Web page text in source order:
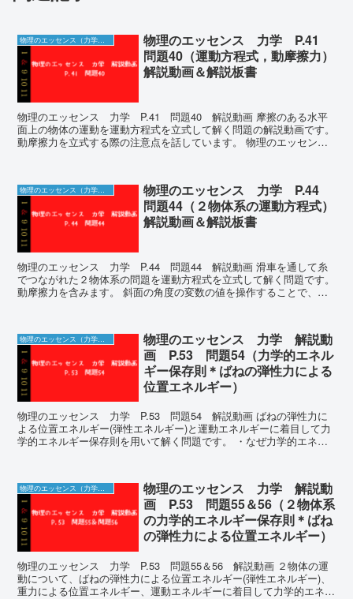
物理のエッセンス（力学）の解説動画＆板書
物理のエッセンス 力学 P.41
問題40（運動方程式，動摩擦力）
解説動画＆解説板書
物理のエッセンス 力学 P.41 問題40 解説動画 摩擦のある水平
面上の物体の運動を運動方程式を立式して解く問題の解説動画です。
動摩擦力を立式する際の注意点を話しています。 物理のエッセン
物理のエッセンス 力学 P.44
問題44（２物体系の運動方程式）
解説動画＆解説板書
物理のエッセンス 力学 P.44 問題44 解説動画 滑車を通して糸
でつながれた２物体系の問題を運動方程式を立式して解く問題です。
動摩擦力を含みます。 斜面の角度の変数の値を操作することで、問
物理のエッセンス（力学）の解説動画＆板書
物理のエッセンス 力学 解説動
画 P.53 問題54（力学的エネル
ギー保存則＊ばねの弾性力による
位置エネルギー）
物理のエッセンス 力学 P.53 問題54 解説動画 ばねの弾性力に
よる位置エネルギー(弾性エネルギー)と運動エネルギーに着目して力
学的エネルギー保存則を用いて解く問題です。 ・なぜ力学的エネル
物理のエッセンス（力学）の解説動画＆板書
物理のエッセンス 力学 解説動
画 P.53 問題55＆56（２物体系
の力学的エネルギー保存則＊ばね
の弾性力による位置エネルギー）
物理のエッセンス 力学 P.53 問題55＆56 解説動画 ２物体の運
動について、ばねの弾性力による位置エネルギー(弾性エネルギー)、
重力による位置エネルギー、運動エネルギーに着目して力学的エネル